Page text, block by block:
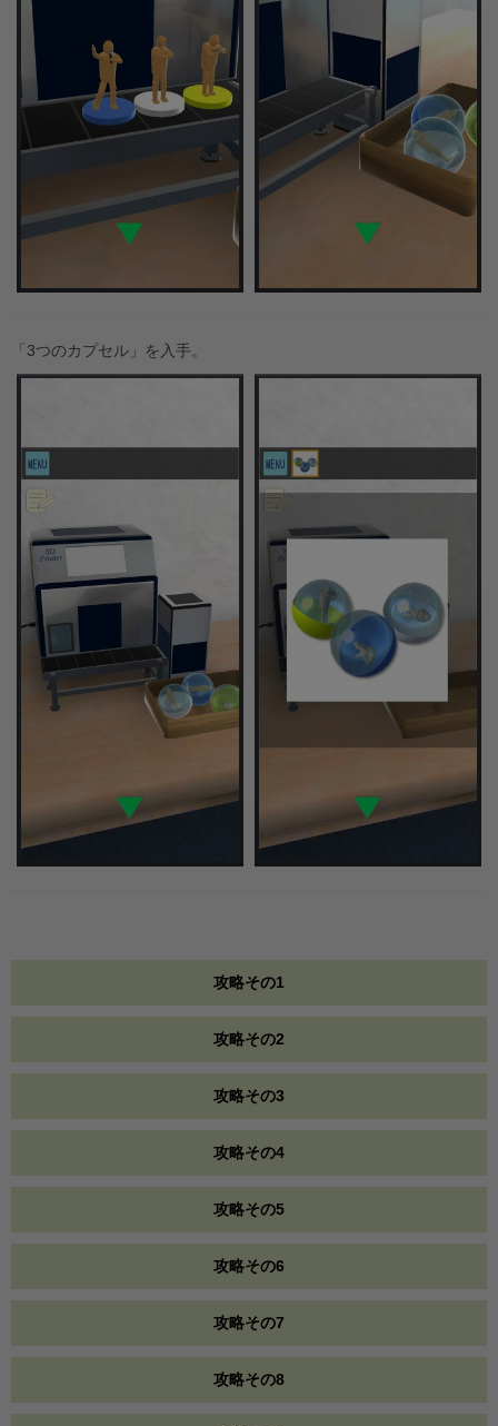
「3つのカプセル」を入手。
攻略その1
攻略その2
攻略その3
攻略その4
攻略その5
攻略その6
攻略その7
攻略その8